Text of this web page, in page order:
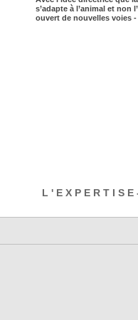
s’adapte à l’animal et non
ouvert de nouvelles voies
L ' E X P E R T I S E